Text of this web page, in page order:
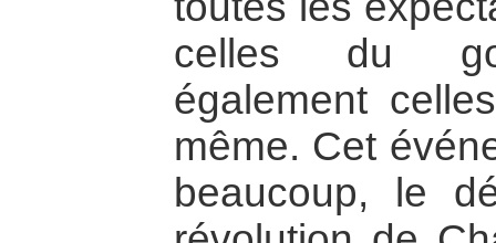
celles du
également
même. Cet
beaucoup, le